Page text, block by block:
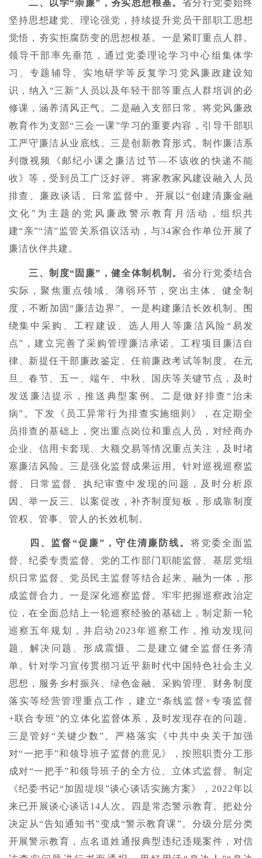
二、以学“崇廉”，夯实思想根基。 省分行党委始终
坚持思想建党、理论强党，持续提升党员干部职工思想
觉悟，夯实拒腐防变的思想根基。一是紧盯重点人群。
领导干部率先垂范，通过党委理论学习中心组集体学
习、专题辅导、实地研学等反复学习党风廉政建设知
识，纳入“三新”人员以及年轻干部等重点人群培训的必
修课，涵养清风正气。二是融入支部日常。将党风廉政
教育作为支部“三会一课”学习的重要内容，引导干部职
工严守廉洁从业底线。三是创新教育形式。制作廉洁系
列微视频《邮纪小课之廉洁过节—不该收的快递不能
收》等，受到员工广泛好评。将家教家风建设融入人员
排查、廉政谈话、日常监督中。开展以“创建清廉金融
文化”为主题的党风廉政警示教育月活动，组织共
建“亲”“清”监管关系倡议活动，与34家合作单位开展了
廉洁伙伴共建。
三、制度“固廉”，健全体制机制。 省分行党委结合
实际，聚焦重点领域、薄弱环节，突出主体、健全制
度，不断加固“廉洁边界”。一是构建廉洁长效机制。围
绕集中采购、工程建设、选人用人等廉洁风险“易发
点”，建立完善了采购管理廉洁承诺、工程项目廉洁自
律、新提任干部廉政鉴定、任前廉政考试等制度。在元
旦、春节、五一、端午、中秋、国庆等关键节点，及时
发送廉洁提示，推送典型案例。二是做好排查“治未
病”。下发《员工异常行为排查实施细则》，在定期全
员排查的基础上，突出重点岗位和重点人员，对经商办
企业、信用卡套现、大额交易等情况重点关注，及时堵
塞廉洁风险。三是强化监督成果运用。针对巡视巡察监
督、日常监督、执纪审查中发现的问题，及时分析原
因、举一反三、以案促改，补齐制度短板，形成靠制度
管权、管事、管人的长效机制。
四、监督“促廉”，守住清廉防线。 将党委全面监
督、纪委专责监督、党的工作部门职能监督、基层党组
织日常监督、党员民主监督等结合起来、融为一体，形
成监督合力。一是深化巡察监督。牢牢把握巡察政治定
位，在全面总结上一轮巡察经验的基础上，制定新一轮
巡察五年规划，并启动2023年巡察工作，推动发现问
题、解决问题、形成震慑。二是建立健全监督任务清
单。针对学习宣传贯彻习近平新时代中国特色社会主义
思想，服务乡村振兴、绿色金融、采购管理、财务制度
落实等经营管理重点工作，建立“条线监督+专项监督
+联合专班”的立体化监督体系，及时发现存在的问题。
三是管好“关键少数”。严格落实《中共中央关于加强
对“一把手”和领导班子监督的意见》，按照职责分工形
成对“一把手”和领导班子的全方位、立体式监督。制定
《纪委书记“加固堤坝”谈心谈话实施方案》，2022年以
来已开展谈心谈话14人次。四是常态警示教育。把处分
决定从“告知通知书”变成“警示教育课”。分级分层分类
开展警示教育，点名道姓通报典型违纪违规案件，对信